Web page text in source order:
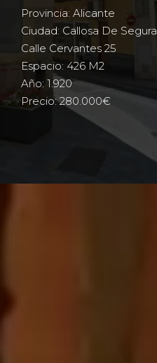
Provincia: Alicante
Ciudad: Callosa De Segura
Calle Cervantes 25
Espacio: 426 M2
Año: 1.920
Precio: 280.000€